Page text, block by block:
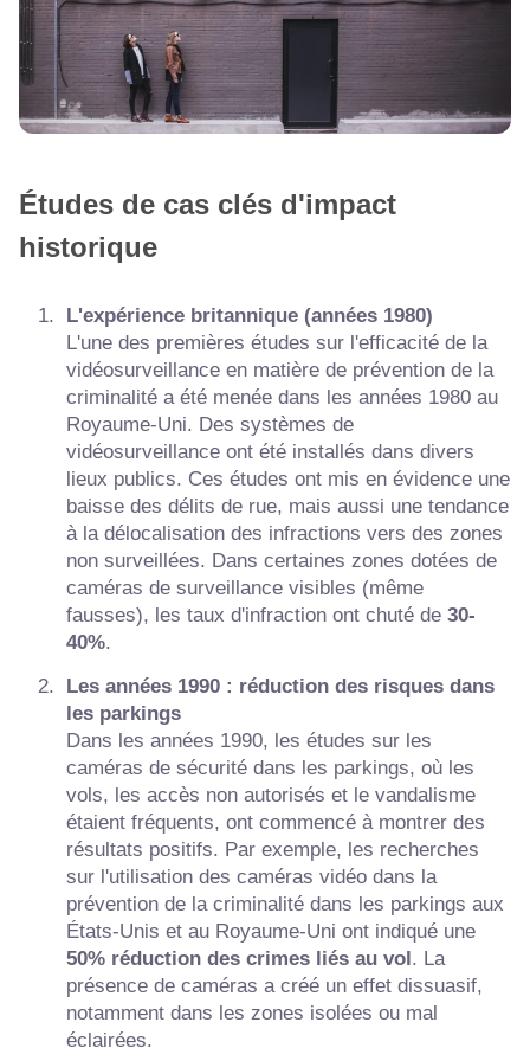
Études de cas clés d'impact
historique
L'expérience britannique (années 1980)
L'une des premières études sur l'efficacité de la
vidéosurveillance en matière de prévention de la
criminalité a été menée dans les années 1980 au
Royaume-Uni. Des systèmes de
vidéosurveillance ont été installés dans divers
lieux publics. Ces études ont mis en évidence une
baisse des délits de rue, mais aussi une tendance
à la délocalisation des infractions vers des zones
non surveillées. Dans certaines zones dotées de
caméras de surveillance visibles (même
fausses), les taux d'infraction ont chuté de 30-
40%.
Les années 1990 : réduction des risques dans
les parkings
Dans les années 1990, les études sur les
caméras de sécurité dans les parkings, où les
vols, les accès non autorisés et le vandalisme
étaient fréquents, ont commencé à montrer des
résultats positifs. Par exemple, les recherches
sur l'utilisation des caméras vidéo dans la
prévention de la criminalité dans les parkings aux
États-Unis et au Royaume-Uni ont indiqué une
50% réduction des crimes liés au vol. La
présence de caméras a créé un effet dissuasif,
notamment dans les zones isolées ou mal
éclairées.